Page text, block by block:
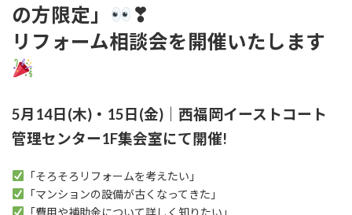
の方限定」
❣
リフォーム相談会を開催いたします
5月14日(木)・15日(金) ｜西福岡イーストコート
管理センター1F集会室にて開催!
「そろそろリフォームを考えたい」
「マンションの設備が古くなってきた」
「費用や補助金について詳しく知りたい」